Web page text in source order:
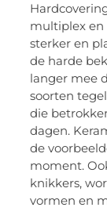
multiplex en
sterker en
de harde
langer mee
soorten
die
dagen.
de
moment.
knikkers,
vormen en